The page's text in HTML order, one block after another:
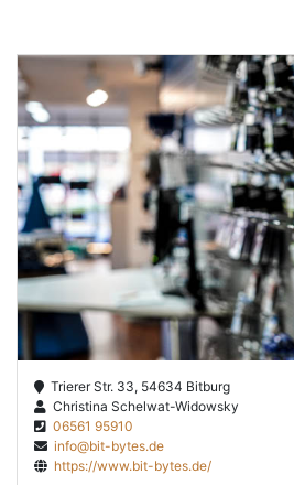
Trierer Str. 33, 54634 Bitburg
Christina Schelwat-Widowsky
06561 95910
info@bit-bytes.de
https://www.bit-bytes.de/